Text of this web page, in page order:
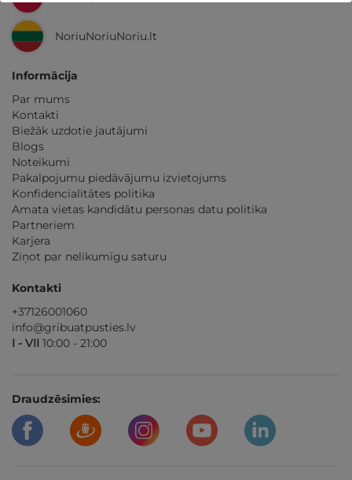
NoriuNoriuNoriu.lt
Informācija
Par mums
Kontakti
Biežāk uzdotie jautājumi
Blogs
Noteikumi
Pakalpojumu piedāvājumu izvietojums
Konfidencialitātes politika
Amata vietas kandidātu personas datu politika
Partneriem
Karjera
Ziņot par nelikumīgu saturu
Kontakti
+37126001060
info@gribuatpusties.lv
I - VII 10:00 - 21:00
Draudzēsimies: